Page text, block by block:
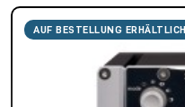
AUF BESTELLUNG ERHÄLTLICH